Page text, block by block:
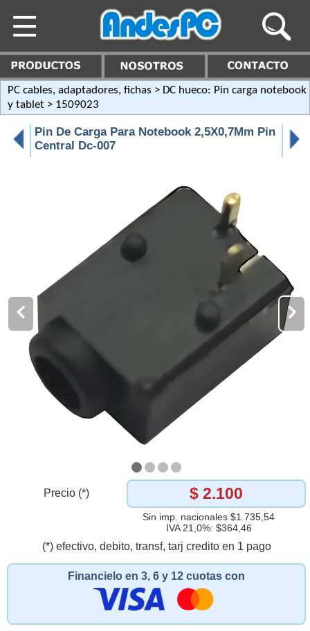
PC cables, adaptadores, fichas > DC hueco: Pin carga notebook
y tablet > 1509023
Pin De Carga Para Notebook 2,5X0,7Mm Pin
Central Dc-007
Precio (*) $ 2.100
Sin imp. nacionales $1.735,54
IVA 21,0%: $364,46
(*) efectivo, debito, transf, tarj credito en 1 pago
Financielo en 3, 6 y 12 cuotas con